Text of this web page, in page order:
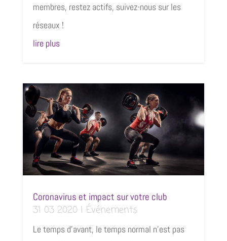
membres, restez actifs, suivez-nous sur les
réseaux !
lire plus
Coronavirus et impact sur votre club
31 03 2020| Événements
Le temps d'avant, le temps normal n'est pas